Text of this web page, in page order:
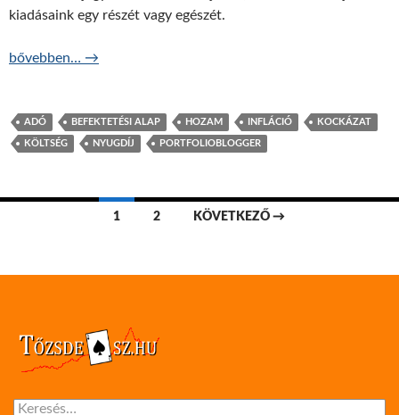
kiadásaink egy részét vagy egészét.
Éljünk a pénzünk hozamából!
bővebben… →
ADÓ BEFEKTETÉSI ALAP HOZAM INFLÁCIÓ KOCKÁZAT
KÖLTSÉG NYUGDÍJ PORTFOLIOBLOGGER
Bejegyzések1 2 KÖVETKEZŐ →
Keresés: